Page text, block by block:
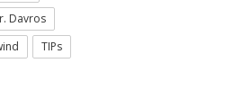
Davros
TIPs